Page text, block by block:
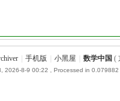
手机版 小黑屋 数学中国 (
2026-8-9 00:22 , Processed in 0.079882